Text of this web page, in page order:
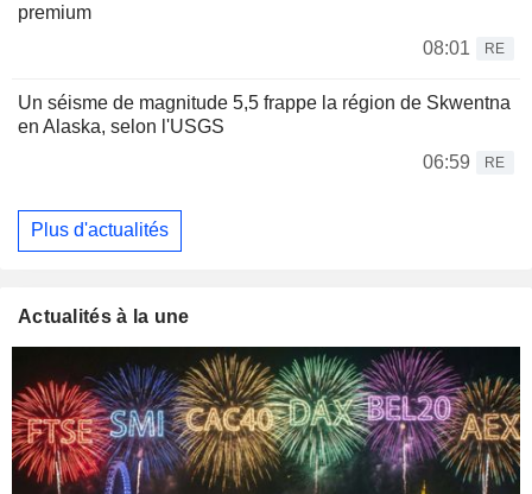
premium
08:01
RE
Un séisme de magnitude 5,5 frappe la région de Skwentna
en Alaska, selon l'USGS
06:59
RE
Plus d'actualités
Actualités à la une